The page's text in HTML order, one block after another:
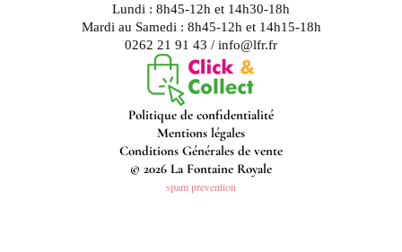
Lundi : 8h45-12h et 14h30-18h
Mardi au Samedi : 8h45-12h et 14h15-18h
0262 21 91 43 / info@lfr.fr
Politique de confidentialité
Mentions légales
Conditions Générales de vente
© 2026 La Fontaine Royale
spam prevention